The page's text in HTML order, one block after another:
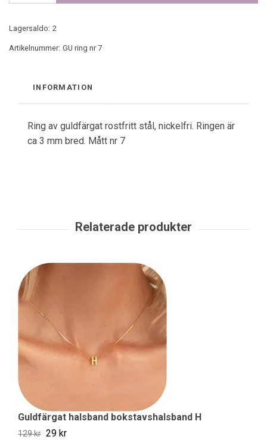
Lagersaldo: 2
Artikelnummer: GU ring nr 7
INFORMATION
Ring av guldfärgat rostfritt stål, nickelfri. Ringen är
ca 3 mm bred. Mått nr 7
Guldfärgat halsband bokstavshalsband H
129 kr 29 kr